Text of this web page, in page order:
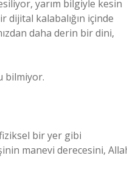
yarım bilgiyle kesin
kalabalığın içinde
daha derin bir dini,
bilmiyor.
bir yer gibi
manevi derecesini,